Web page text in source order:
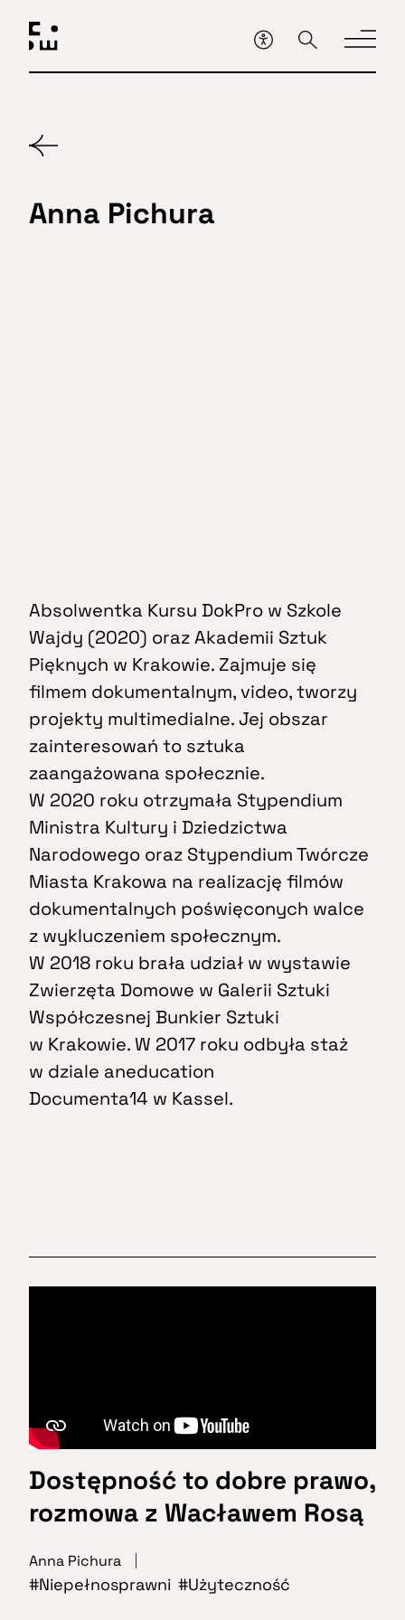
głównej
treści
Anna Pichura
Absolwentka Kursu DokPro w Szkole
Wajdy (2020) oraz Akademii Sztuk
Pięknych w Krakowie. Zajmuje się
filmem dokumentalnym, video, tworzy
projekty multimedialne. Jej obszar
zainteresowań to sztuka
zaangażowana społecznie.
W 2020 roku otrzymała Stypendium
Ministra Kultury i Dziedzictwa
Narodowego oraz Stypendium Twórcze
Miasta Krakowa na realizację filmów
dokumentalnych poświęconych walce
z wykluczeniem społecznym.
W 2018 roku brała udział w wystawie
Zwierzęta Domowe w Galerii Sztuki
Współczesnej Bunkier Sztuki
w Krakowie. W 2017 roku odbyła staż
w dziale aneducation
Documenta14 w Kassel.
Dostępność to dobre prawo,
rozmowa z Wacławem Rosą
Anna Pichura
Niepełnosprawni Użyteczność